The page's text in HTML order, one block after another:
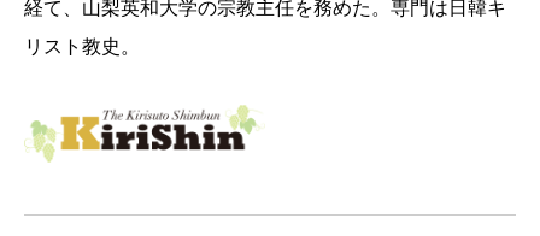
経て、山梨英和大学の宗教主任を務めた。専門は日韓キ
リスト教史。